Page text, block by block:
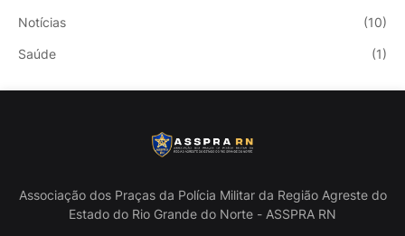
Notícias (10)
Saúde (1)
Associação dos Praças da Polícia Militar da Região Agreste do
Estado do Rio Grande do Norte - ASSPRA RN